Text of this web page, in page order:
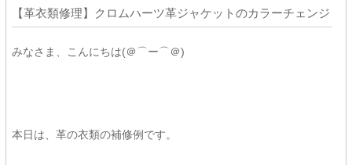
【革衣類修理】クロムハーツ革ジャケットのカラーチェンジ
みなさま、こんにちは(＠⌒ー⌒＠)
本日は、革の衣類の補修例です。